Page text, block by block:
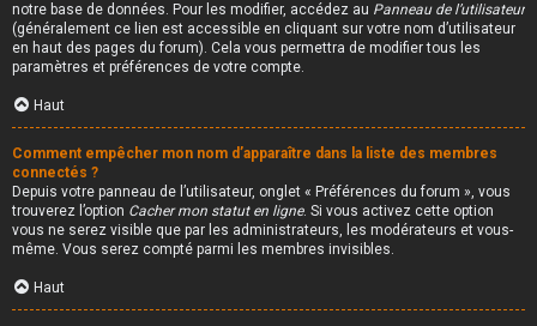
notre base de données. Pour les modifier, accédez au Panneau de l’utilisateur
(généralement ce lien est accessible en cliquant sur votre nom d’utilisateur
en haut des pages du forum). Cela vous permettra de modifier tous les
paramètres et préférences de votre compte.
Haut
Comment empêcher mon nom d’apparaître dans la liste des membres
connectés ?
Depuis votre panneau de l’utilisateur, onglet « Préférences du forum », vous
trouverez l’option Cacher mon statut en ligne. Si vous activez cette option
vous ne serez visible que par les administrateurs, les modérateurs et vous-
même. Vous serez compté parmi les membres invisibles.
Haut